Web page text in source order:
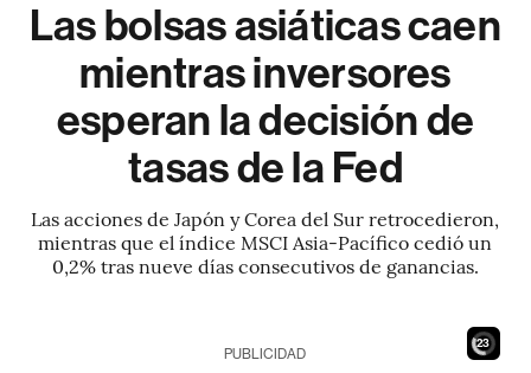
Las bolsas asiáticas caen
mientras inversores
esperan la decisión de
tasas de la Fed
Las acciones de Japón y Corea del Sur retrocedieron,
mientras que el índice MSCI Asia-Pacífico cedió un
0,2% tras nueve días consecutivos de ganancias.
21
PUBLICIDAD